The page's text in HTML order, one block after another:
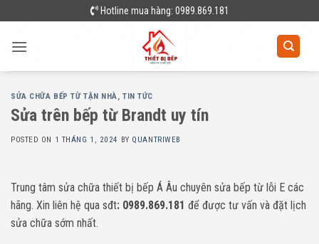
to
content
Hotline mua hàng: 0989.869.181
SỬA CHỮA BẾP TỪ TẬN NHÀ,TIN TỨC
Sửa trên bếp từ Brandt uy tín
POSTED ON 1 THÁNG 1, 2024 BY QUANTRIWEB
Trung tâm sửa chữa thiết bị bếp Á Âu chuyên sửa bếp từ lỗi E các
hãng. Xin liên hệ qua sđt: 0989.869.181 để được tư vấn và đặt lịch
sửa chữa sớm nhất.